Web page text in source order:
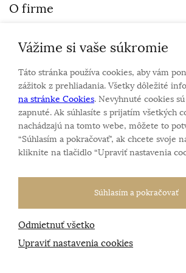
O firme
Personalizovaný šperk
O nás
Kontakt
Sme rodinná firma a zameriavame sa
a šperkov od roku 1994.
Pozrite sa na naše ďaľšie web stránky.
Všetky práva vyhradené
Tvorba e-shopovodBlueweb s.r.o.
Vážime si vaše súkromie
Táto stránka používa cookies, aby vám
zážitok z prehliadania. Všetky dôležité
na stránke Cookies. Nevyhnuté cookies
zapnuté. Ak súhlasíte s prijatím všetkých
nachádzajú na tomto webe, môžete to
“Súhlasím a pokračovať", ak chcete svoje
kliknite na tlačidlo “Upraviť nastavenia
Súhlasím a pokračovať
Odmietnuť všetko
Upraviť nastavenia cookies